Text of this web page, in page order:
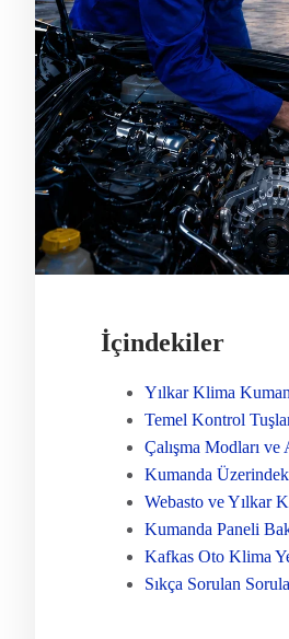
İçindekiler
Yılkar Klima
Temel Kontrol
Çalışma Modları ve
Kumanda
Webasto ve Yılkar
Kumanda Paneli
Kafkas Oto Klima
Sıkça Sorulan